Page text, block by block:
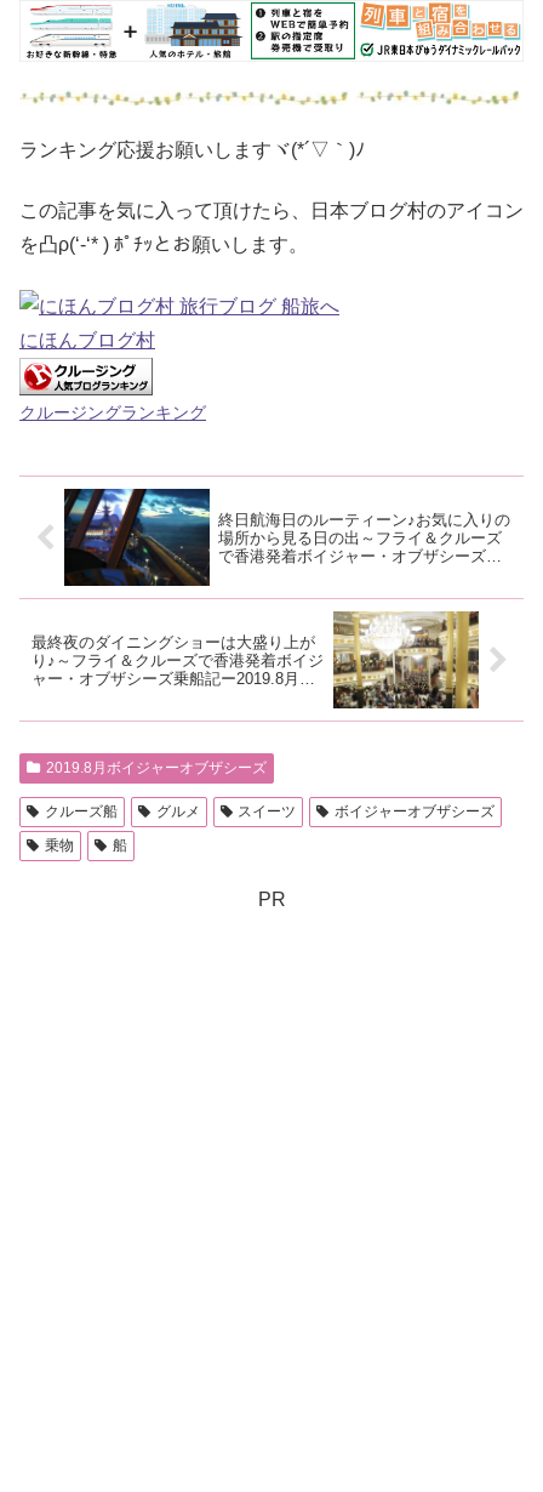
ランキング応援お願いしますヾ(*´▽｀)ﾉ
この記事を気に入って頂けたら、日本ブログ村のアイコン
を凸ρ(‘-‘* ) ﾎﾟﾁｯとお願いします。
にほんブログ村
クルージングランキング
終日航海日のルーティーン♪お気に入りの
場所から見る日の出～フライ＆クルーズ
で香港発着ボイジャー・オブザシーズ乗
最終夜のダイニングショーは大盛り上が
り♪～フライ＆クルーズで香港発着ボイジ
ャー・オブザシーズ乗船記ー2019.8月・
2019.8月ボイジャーオブザシーズ
クルーズ船 グルメ スイーツ
ボイジャーオブザシーズ
乗物
船
PR